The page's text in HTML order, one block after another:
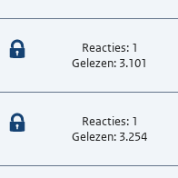
Reacties: 1
Gelezen: 3.101
Reacties: 1
Gelezen: 3.254